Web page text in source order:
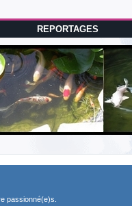
REPORTAGES
passionné(e)s.